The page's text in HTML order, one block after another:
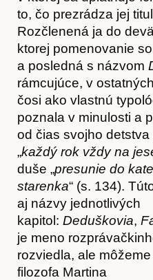
O
to, čo prezrádza jej
Rozčlenená ja do
ktorej pomenovanie
a posledná s názvom
rámcujúce, v
čosi ako vlastnú
poznala v minulosti a
od čias svojho
„každý rok vždy na
duše „presunie do
starenka“ (s. 134).
aj názvy jednotlivých
kapitol: Deduškovia,
je meno
rozviedla, ale
filozofa Martina